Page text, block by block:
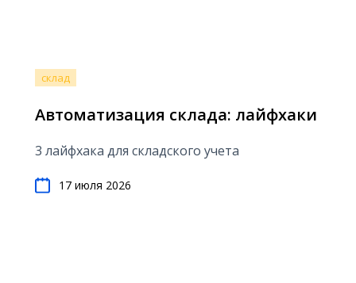
склад
Автоматизация склада: лайфхаки
3 лайфхака для складского учета
17 июля 2026